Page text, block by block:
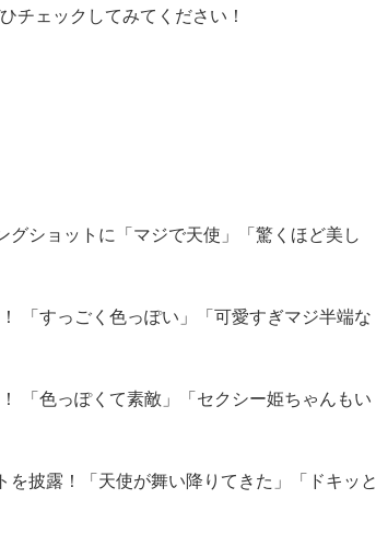
チェックしてみてください！
グショットに「マジで天使」「驚くほど美し
「すっごく色っぽい」「可愛すぎマジ半端な
「色っぽくて素敵」「セクシー姫ちゃんもい
を披露！「天使が舞い降りてきた」「ドキッと